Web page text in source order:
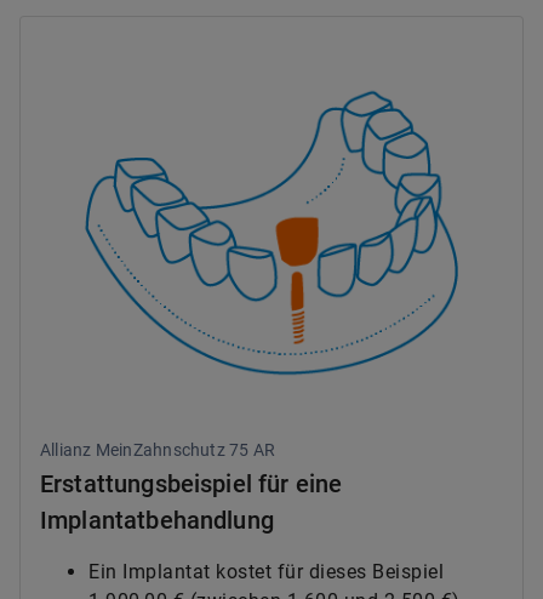
Allianz MeinZahnschutz 75 AR
Erstattungsbeispiel für eine
Implantatbehandlung
Ein Implantat kostet für dieses Beispiel